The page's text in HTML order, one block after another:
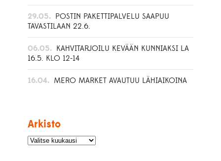
29.05. POSTIN PAKETTIPALVELU SAAPUU
TAVASTILAAN 22.6.
06.05. KAHVITARJOILU KEVÄÄN KUNNIAKSI LA
16.5. KLO 12-14
16.04. MERO MARKET AVAUTUU LÄHIAIKOINA
Arkisto